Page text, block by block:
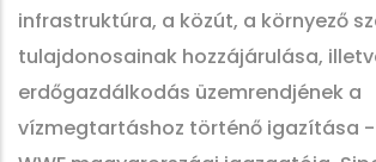
infrastruktúra, a közút, a környező
tulajdonosainak hozzájárulása,
erdőgazdálkodás üzemrendjének a
vízmegtartáshoz történő igazítása